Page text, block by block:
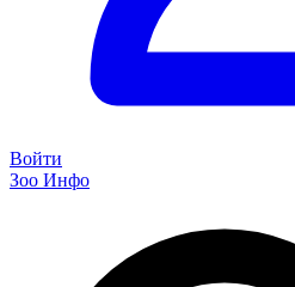
Войти
Зоо Инфо